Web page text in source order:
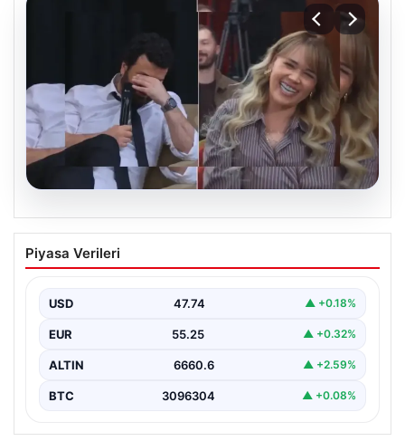
Konuşanlar Programında Görüntülendi,
Gözaltına Alındı ve Sınır dışı Edilecek
tanınan Hasan Can Kaya’nın sunumuyla ekrana gelen…
Piyasa Verileri
USD 47.74 ▲ +0.18%
EUR 55.25 ▲ +0.32%
ALTIN 6660.6 ▲ +2.59%
BTC 3096304 ▲ +0.08%